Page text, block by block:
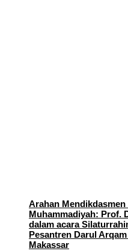
Arahan Mendikdasmen
Muhammadiyah: Prof.
dalam acara
Pesantren Darul
Makassar